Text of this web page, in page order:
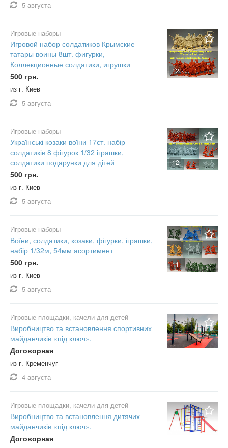
5 августа
12
Игровые наборы
Игровой набор солдатиков Крымские
татары воины 8шт. фигурки,
Коллекционные солдатики, игрушки
500 грн.
из г. Киев
5 августа
12
Игровые наборы
Українські козаки воїни 17ст. набір
солдатиків 8 фігурок 1/32 іграшки,
солдатики подарунки для дітей
500 грн.
из г. Киев
5 августа
11
Игровые наборы
Воїни, солдатики, козаки, фігурки, іграшки,
набір 1/32м, 54мм асортимент
500 грн.
из г. Киев
5 августа
Игровые площадки, качели для детей
Виробництво та встановлення спортивних
майданчиків «під ключ».
Договорная
из г. Кременчуг
4 августа
Игровые площадки, качели для детей
Виробництво та встановлення дитячих
майданчиків «під ключ».
Договорная